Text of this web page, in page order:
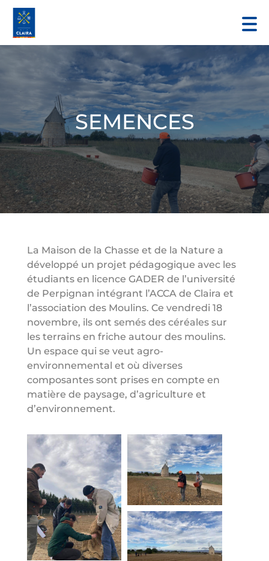
SEMENCES
La Maison de la Chasse et de la Nature a
développé un projet pédagogique avec les
étudiants en licence GADER de l’université
de Perpignan intégrant l’ACCA de Claira et
l’association des Moulins. Ce vendredi 18
novembre, ils ont semés des céréales sur
les terrains en friche autour des moulins.
Un espace qui se veut agro-
environnemental et où diverses
composantes sont prises en compte en
matière de paysage, d’agriculture et
d’environnement.